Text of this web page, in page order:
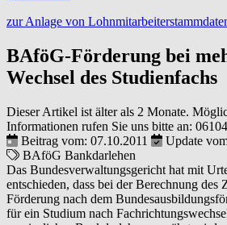
zur Anlage von
BAföG-Förderung bei
Wechsel des Studienfachs
Dieser Artikel ist älter als 2 Monate.
Informationen rufen Sie uns bitte an:
Beitrag vom: 07.10.2011
Update
BAföG Bankdarlehen
Das Bundesverwaltungsgericht hat mit
entschieden, dass bei der Berechnung des
Förderung nach dem
für ein Studium nach